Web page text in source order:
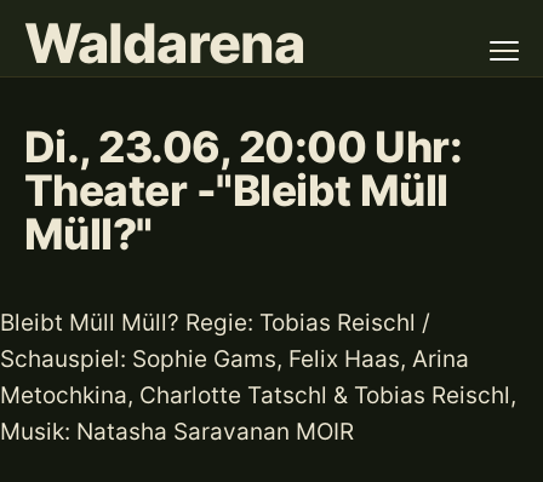
Waldarena
Di., 23.06, 20:00 Uhr:
Theater -"Bleibt Müll
Müll?"
Bleibt Müll Müll? Regie: Tobias Reischl /
Schauspiel: Sophie Gams, Felix Haas, Arina
Metochkina, Charlotte Tatschl & Tobias Reischl,
Musik: Natasha Saravanan MOIR